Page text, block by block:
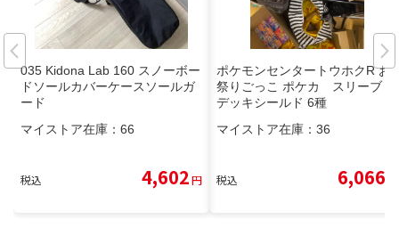
035 Kidona Lab 160 スノーボー
ドソールカバーケースソールガ
ード
マイストア在庫： 66
税込 4,602円
ポケモンセンタートウホクR お
祭りごっこ ポケカ スリーブ
デッキシールド 6種
マイストア在庫： 36
税込 6,066